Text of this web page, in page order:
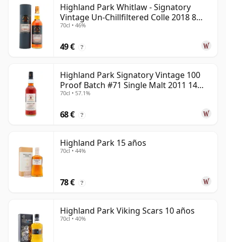
Highland Park Whitlaw - Signatory
Vintage Un-Chillfiltered Colle 2018 8
años
70cl • 46%
49 € ?
Highland Park Signatory Vintage 100
Proof Batch #71 Single Malt 2011 14
años
70cl • 57.1%
68 € ?
Highland Park 15 años
70cl • 44%
78 € ?
Highland Park Viking Scars 10 años
70cl • 40%